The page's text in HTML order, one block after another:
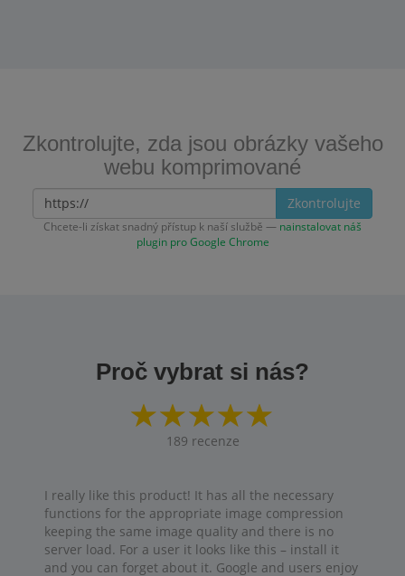
Zkontrolujte, zda jsou obrázky vašeho
webu komprimované
Zkontrolujte
Chcete-li získat snadný přístup k naší službě — nainstalovat náš
plugin pro Google Chrome
Proč vybrat si nás?
189 recenze
I really like this product! It has all the necessary
functions for the appropriate image compression
keeping the same image quality and there is no
server load. For a user it looks like this – install it
and you can forget about it. Google and users enjoy